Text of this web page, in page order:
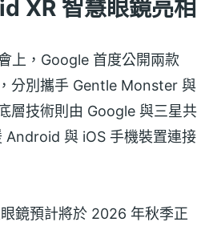
XR 智慧眼鏡亮相
上，Google 首度公開兩款
分別攜手 Gentle Monster 與
層技術則由 Google 與三星共
Android 與 iOS 手機裝置連接
鏡預計將於 2026 年秋季正